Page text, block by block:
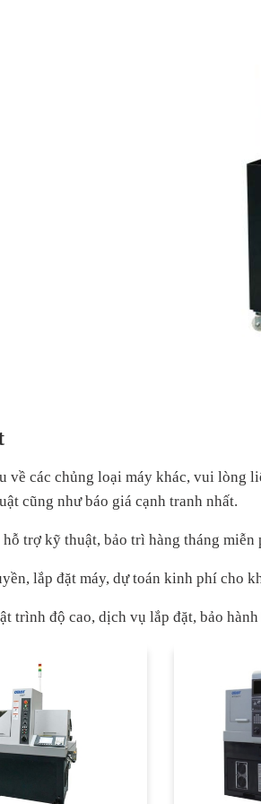
về các chủng loại máy khác, vui lòng
cũng như báo giá cạnh tranh nhất.
trợ kỹ thuật, bảo trì hàng tháng
lắp đặt máy, dự toán kinh phí cho
trình độ cao, dịch vụ lắp đặt, bảo